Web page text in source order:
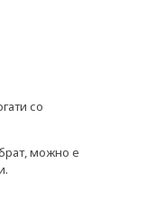
со
можно е